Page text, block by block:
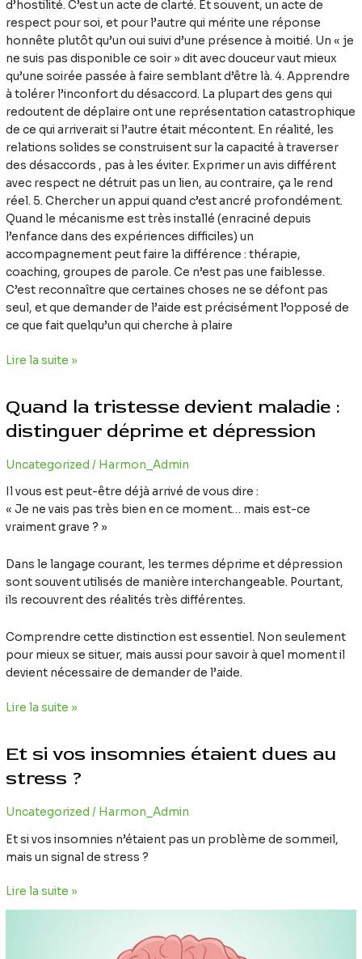
d’hostilité. C’est un acte de clarté. Et souvent, un acte de
respect pour soi, et pour l’autre qui mérite une réponse
honnête plutôt qu’un oui suivi d’une présence à moitié. Un « je
ne suis pas disponible ce soir » dit avec douceur vaut mieux
qu’une soirée passée à faire semblant d’être là. 4. Apprendre
à tolérer l’inconfort du désaccord. La plupart des gens qui
redoutent de déplaire ont une représentation catastrophique
de ce qui arriverait si l’autre était mécontent. En réalité, les
relations solides se construisent sur la capacité à traverser
des désaccords , pas à les éviter. Exprimer un avis différent
avec respect ne détruit pas un lien, au contraire, ça le rend
réel. 5. Chercher un appui quand c’est ancré profondément.
Quand le mécanisme est très installé (enraciné depuis
l’enfance dans des expériences difficiles) un
accompagnement peut faire la différence : thérapie,
coaching, groupes de parole. Ce n’est pas une faiblesse.
C’est reconnaître que certaines choses ne se défont pas
seul, et que demander de l’aide est précisément l’opposé de
ce que fait quelqu’un qui cherche à plaire
Lire la suite »
Quand la tristesse devient maladie :
distinguer déprime et dépression
Uncategorized / Harmon_Admin
Il vous est peut-être déjà arrivé de vous dire :
« Je ne vais pas très bien en ce moment… mais est-ce
vraiment grave ? »
Dans le langage courant, les termes déprime et dépression
sont souvent utilisés de manière interchangeable. Pourtant,
ils recouvrent des réalités très différentes.
Comprendre cette distinction est essentiel. Non seulement
pour mieux se situer, mais aussi pour savoir à quel moment il
devient nécessaire de demander de l’aide.
la
tristesse
devient
maladie
distinguer
déprime
et
Lire la suite »
Et si vos insomnies étaient dues au
stress ?
Uncategorized / Harmon_Admin
Et si vos insomnies n’étaient pas un problème de sommeil,
mais un signal de stress ?
si
insomnies
étaient
au
stress
Lire la suite »